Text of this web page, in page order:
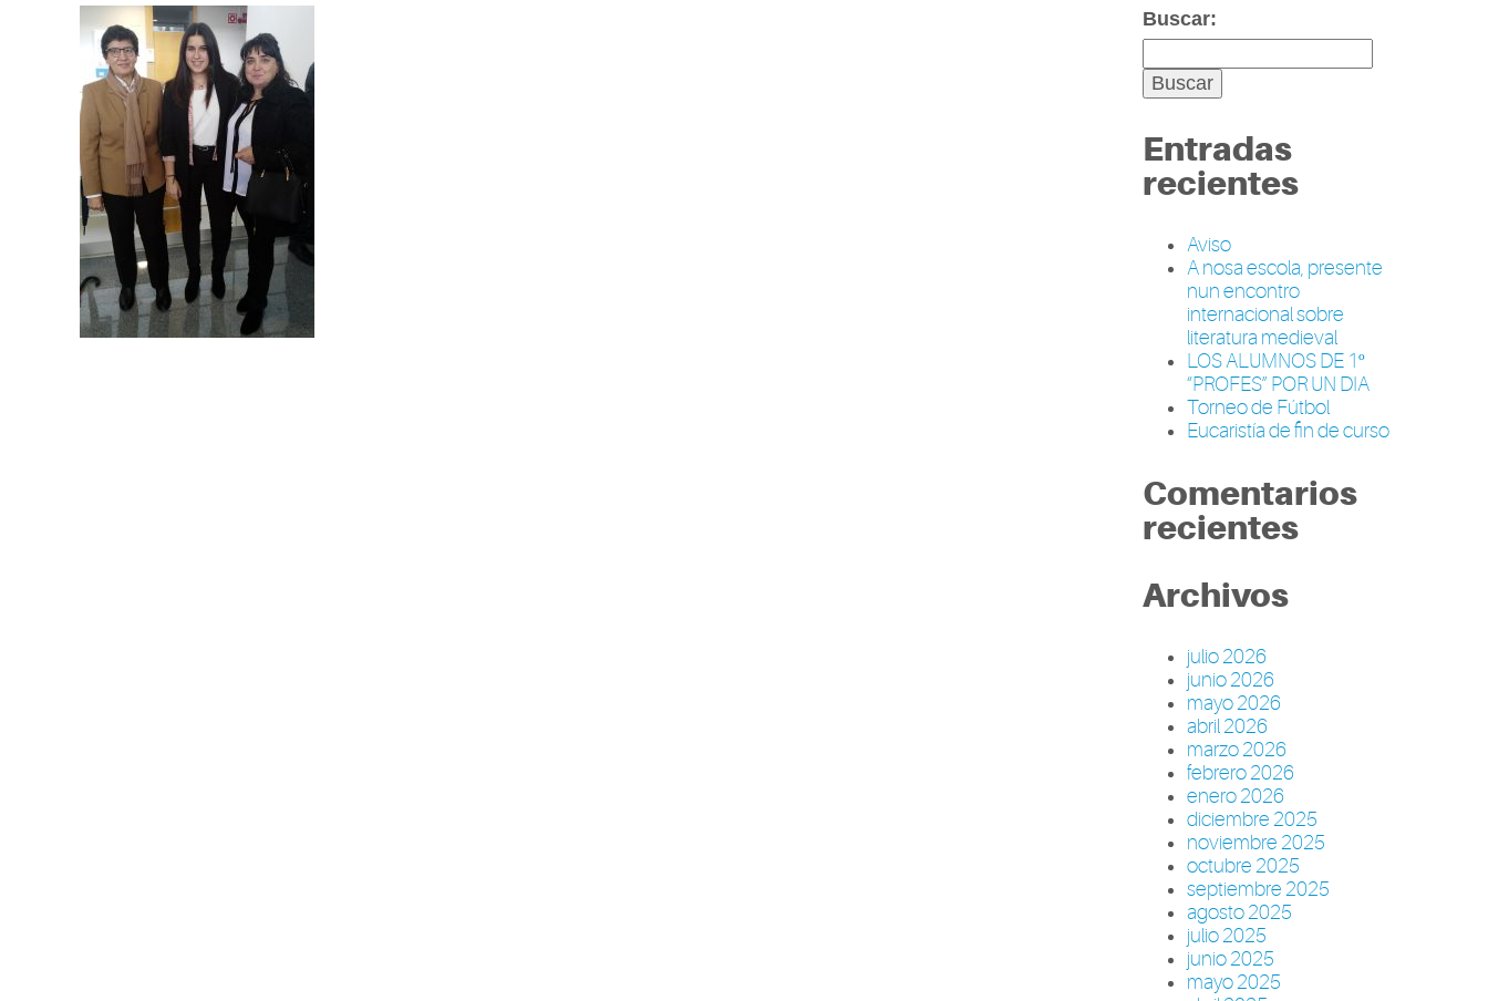
Buscar:
Entradas
recientes
Aviso
A nosa escola, presente
nun encontro
internacional sobre
literatura medieval
LOS ALUMNOS DE 1º
“PROFES” POR UN DIA
Torneo de Fútbol
Eucaristía de fin de curso
Comentarios
recientes
Archivos
julio 2026
junio 2026
mayo 2026
abril 2026
marzo 2026
febrero 2026
enero 2026
diciembre 2025
noviembre 2025
octubre 2025
septiembre 2025
agosto 2025
julio 2025
junio 2025
mayo 2025